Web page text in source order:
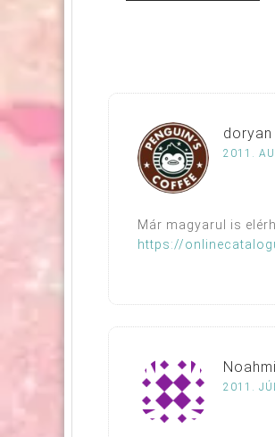
doryan
2011.
Már magyarul is
https://
Noahmi
2011.